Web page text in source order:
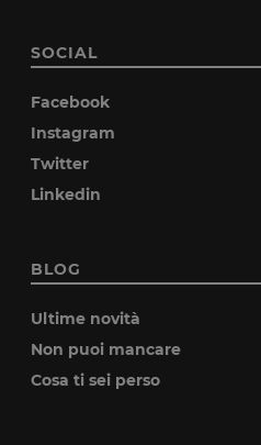
SOCIAL
Facebook
Instagram
Twitter
Linkedin
BLOG
Ultime novità
Non puoi mancare
Cosa ti sei perso